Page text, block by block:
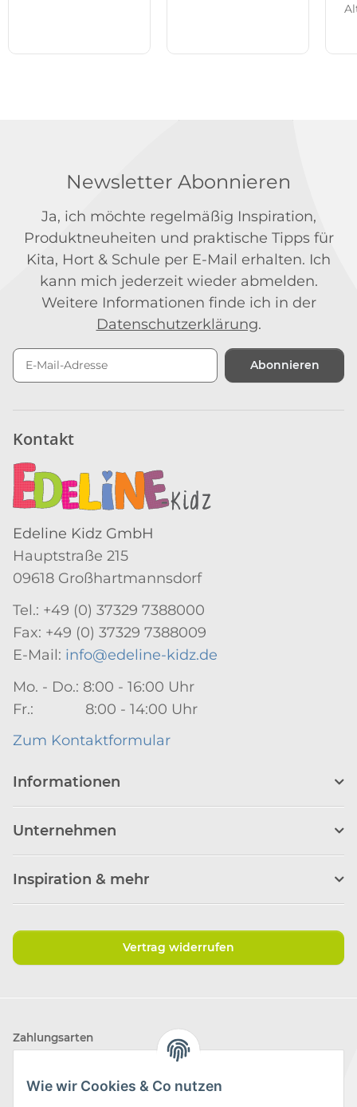
Wie wir Cookies & Co nutzen
Newsletter Abonnieren
Ja, ich möchte regelmäßig Inspiration,
Produktneuheiten und praktische Tipps für
Kita, Hort & Schule per E-Mail erhalten. Ich
kann mich jederzeit wieder abmelden.
Weitere Informationen finde ich in der
Datenschutzerklärung.
Abonnieren
Kontakt
Edeline Kidz GmbH
Hauptstraße 215
09618 Großhartmannsdorf
Tel.: +49 (0) 37329 7388000
Fax: +49 (0) 37329 7388009
E-Mail: info@edeline-kidz.de
Mo. - Do.: 8:00 - 16:00 Uhr
Fr.: 8:00 - 14:00 Uhr
Zum Kontaktformular
Informationen
Unternehmen
Inspiration & mehr
Vertrag widerrufen
Zahlungsarten